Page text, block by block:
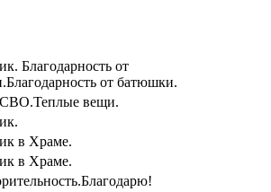
Благодарность от
Благодарность от батюшки.
СВО.Теплые вещи.
в Храме.
в Храме.
Благодарю!